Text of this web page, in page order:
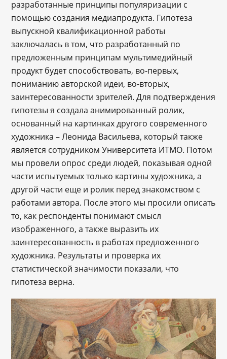
разработанные принципы популяризации с
помощью создания медиапродукта. Гипотеза
выпускной квалификационной работы
заключалась в том, что разработанный по
предложенным принципам мультимедийный
продукт будет способствовать, во-первых,
пониманию авторской идеи, во-вторых,
заинтересованности зрителей. Для подтверждения
гипотезы я создала анимированный ролик,
основанный на картинках другого современного
художника – Леонида Васильева, который также
является сотрудником Университета ИТМО. Потом
мы провели опрос среди людей, показывая одной
части испытуемых только картины художника, а
другой части еще и ролик перед знакомством с
работами автора. После этого мы просили описать
то, как респонденты понимают смысл
изображенного, а также выразить их
заинтересованность в работах предложенного
художника. Результаты и проверка их
статистической значимости показали, что
гипотеза верна.